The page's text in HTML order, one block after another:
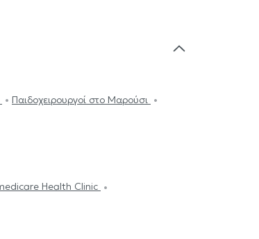
Παιδοχειρουργοί στο Μαρούσι
Health Clinic